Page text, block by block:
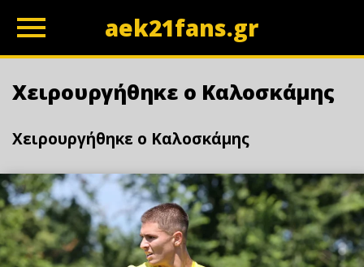
aek21fans.gr
Χειρουργήθηκε ο Καλοσκάμης
Χειρουργήθηκε ο Καλοσκάμης